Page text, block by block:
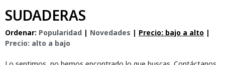
SUDADERAS
Ordenar: Popularidad | Novedades | Precio: bajo a alto |
Precio: alto a bajo